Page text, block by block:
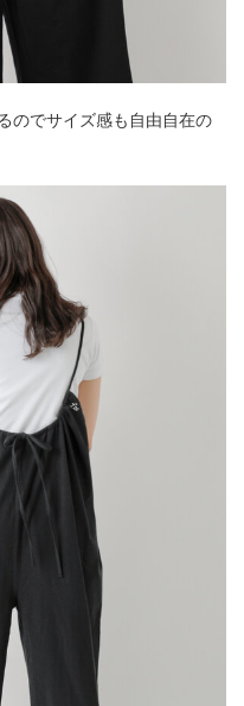
のでサイズ感も自由自在の